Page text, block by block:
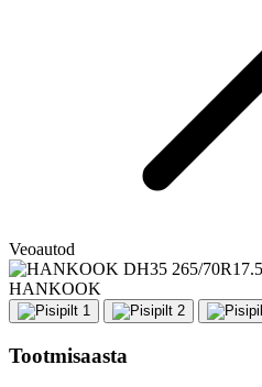
Veoautod
HANKOOK
Tootmisaasta